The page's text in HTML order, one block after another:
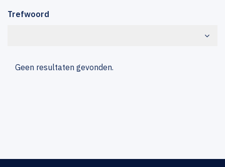
Trefwoord
Geen resultaten gevonden.